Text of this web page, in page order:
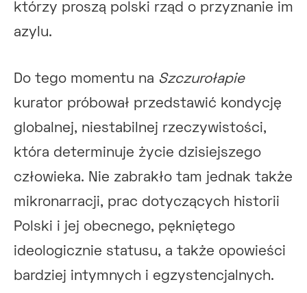
którzy proszą polski rząd o przyznanie im
azylu.
Do tego momentu na Szczurołapie
kurator próbował przedstawić kondycję
globalnej, niestabilnej rzeczywistości,
która determinuje życie dzisiejszego
człowieka. Nie zabrakło tam jednak także
mikronarracji, prac dotyczących historii
Polski i jej obecnego, pękniętego
ideologicznie statusu, a także opowieści
bardziej intymnych i egzystencjalnych.